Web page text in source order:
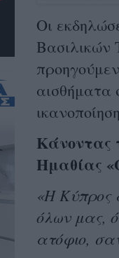
Οι
αισθήματα
Κάνοντας
Ημαθίας
«Η Κύπρος
όλων μας,
ατόφιο,